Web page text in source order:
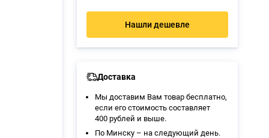
Нашли дешевле
Доставка
Мы доставим Вам товар бесплатно,
если его стоимость составляет
400 рублей и выше.
По Минску – на следующий день.